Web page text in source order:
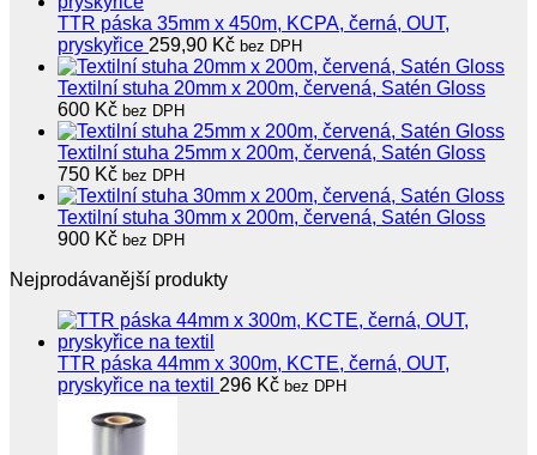
TTR páska 35mm x 450m, KCPA, černá, OUT,
pryskyřice 259,90 Kč bez DPH
Textilní stuha 20mm x 200m, červená, Satén Gloss
600 Kč bez DPH
Textilní stuha 25mm x 200m, červená, Satén Gloss
750 Kč bez DPH
Textilní stuha 30mm x 200m, červená, Satén Gloss
900 Kč bez DPH
Nejprodávanější produkty
TTR páska 44mm x 300m, KCTE, černá, OUT,
pryskyřice na textil 296 Kč bez DPH